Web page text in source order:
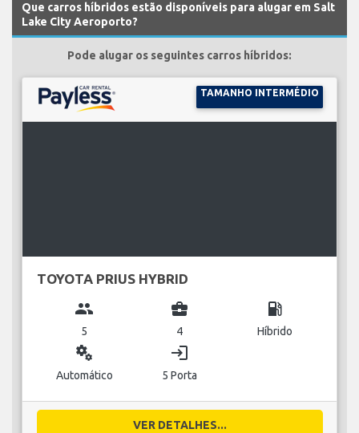
Que carros híbridos estão disponíveis para alugar em Salt
Lake City Aeroporto?
Pode alugar os seguintes carros híbridos:
TAMANHO INTERMÉDIO
TOYOTA PRIUS HYBRID
group
5
business_center
4
local_gas_station
Híbrido
miscellaneous_services
Automático
login
5 Porta
VER DETALHES...